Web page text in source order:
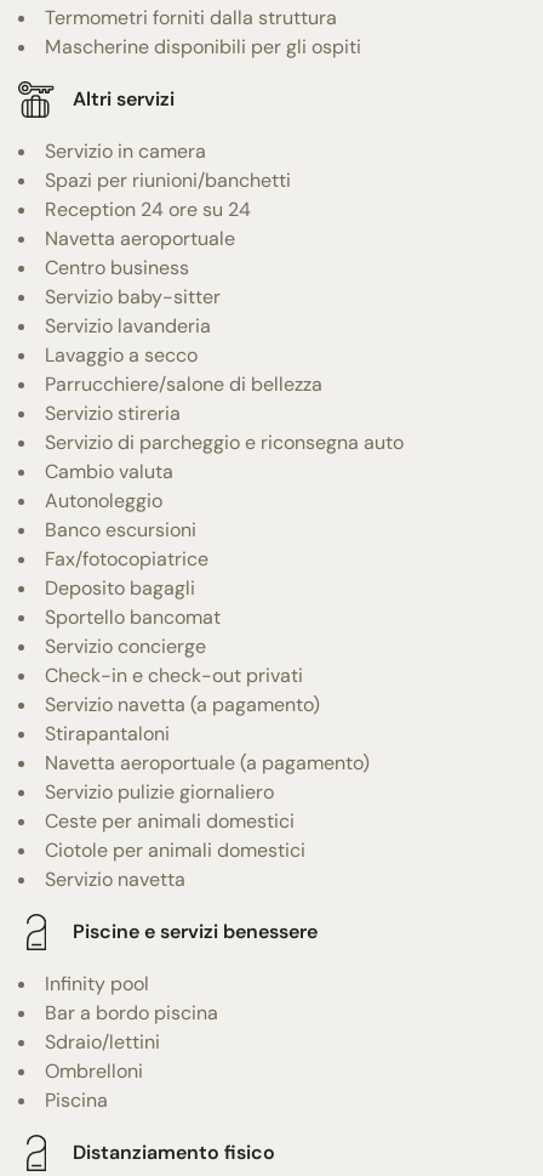
Termometri forniti dalla struttura
Mascherine disponibili per gli ospiti
Altri servizi
Servizio in camera
Spazi per riunioni/banchetti
Reception 24 ore su 24
Navetta aeroportuale
Centro business
Servizio baby-sitter
Servizio lavanderia
Lavaggio a secco
Parrucchiere/salone di bellezza
Servizio stireria
Servizio di parcheggio e riconsegna auto
Cambio valuta
Autonoleggio
Banco escursioni
Fax/fotocopiatrice
Deposito bagagli
Sportello bancomat
Servizio concierge
Check-in e check-out privati
Servizio navetta (a pagamento)
Stirapantaloni
Navetta aeroportuale (a pagamento)
Servizio pulizie giornaliero
Ceste per animali domestici
Ciotole per animali domestici
Servizio navetta
Piscine e servizi benessere
Infinity pool
Bar a bordo piscina
Sdraio/lettini
Ombrelloni
Piscina
Distanziamento fisico